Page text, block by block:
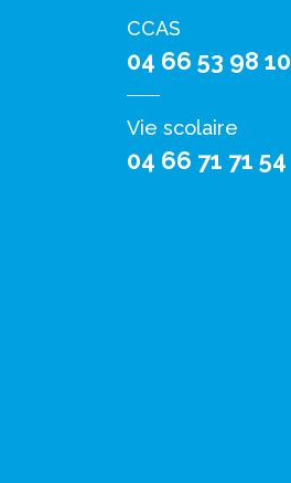
CCAS
04 66 53 98 10
Vie scolaire
04 66 71 71 54